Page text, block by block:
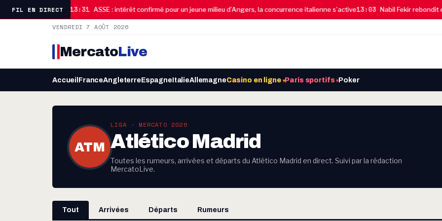
FIL EN DIRECT
freine le dossier13:31 ASSE : intérêt confirmé pour un jeune milieu d’Angers, la concurrence italienne s’active13:03 Nabil Fekir rebondit
VENDREDI 7 AOÛT 2026
MercatoLive
Accueil FranceAngleterreEspagneItalieAllemagneCasino en ligne ▾Paris sportifs▾Poker
ATM
LIGA · MERCATO 2026
Atlético Madrid
Toutes les rumeurs, arrivées et départs du Atlético Madrid en direct. Suivi par la rédaction
MercatoLive.
Tout Arrivées Départs Rumeurs